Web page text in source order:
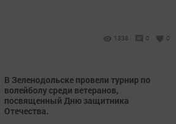
1338 0 0
В Зеленодольске провели турнир по
волейболу среди ветеранов,
посвященный Дню защитника
Отечества.